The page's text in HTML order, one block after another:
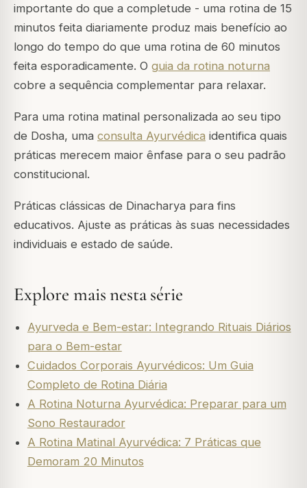
importante do que a completude - uma rotina de 15
minutos feita diariamente produz mais benefício ao
longo do tempo do que uma rotina de 60 minutos
feita esporadicamente. O guia da rotina noturna
cobre a sequência complementar para relaxar.
Para uma rotina matinal personalizada ao seu tipo
de Dosha, uma consulta Ayurvédica identifica quais
práticas merecem maior ênfase para o seu padrão
constitucional.
Práticas clássicas de Dinacharya para fins
educativos. Ajuste as práticas às suas necessidades
individuais e estado de saúde.
Explore mais nesta série
Ayurveda e Bem-estar: Integrando Rituais Diários
para o Bem-estar
Cuidados Corporais Ayurvédicos: Um Guia
Completo de Rotina Diária
A Rotina Noturna Ayurvédica: Preparar para um
Sono Restaurador
A Rotina Matinal Ayurvédica: 7 Práticas que
Demoram 20 Minutos